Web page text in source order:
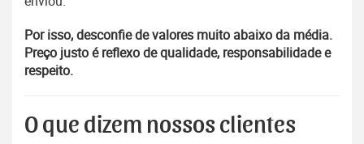
Por isso, desconfie de valores muito abaixo da média.
Preço justo é reflexo de qualidade, responsabilidade e
respeito.
O que dizem nossos clientes